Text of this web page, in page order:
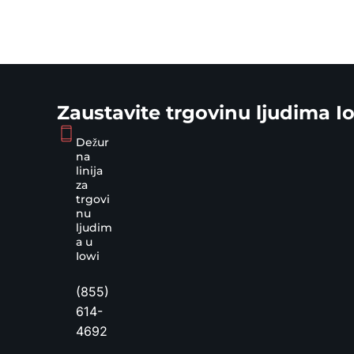
Zaustavite trgovinu ljudima
Dežur
na
linija
za
trgovi
nu
ljudim
a u
Iowi
(855)
614-
4692